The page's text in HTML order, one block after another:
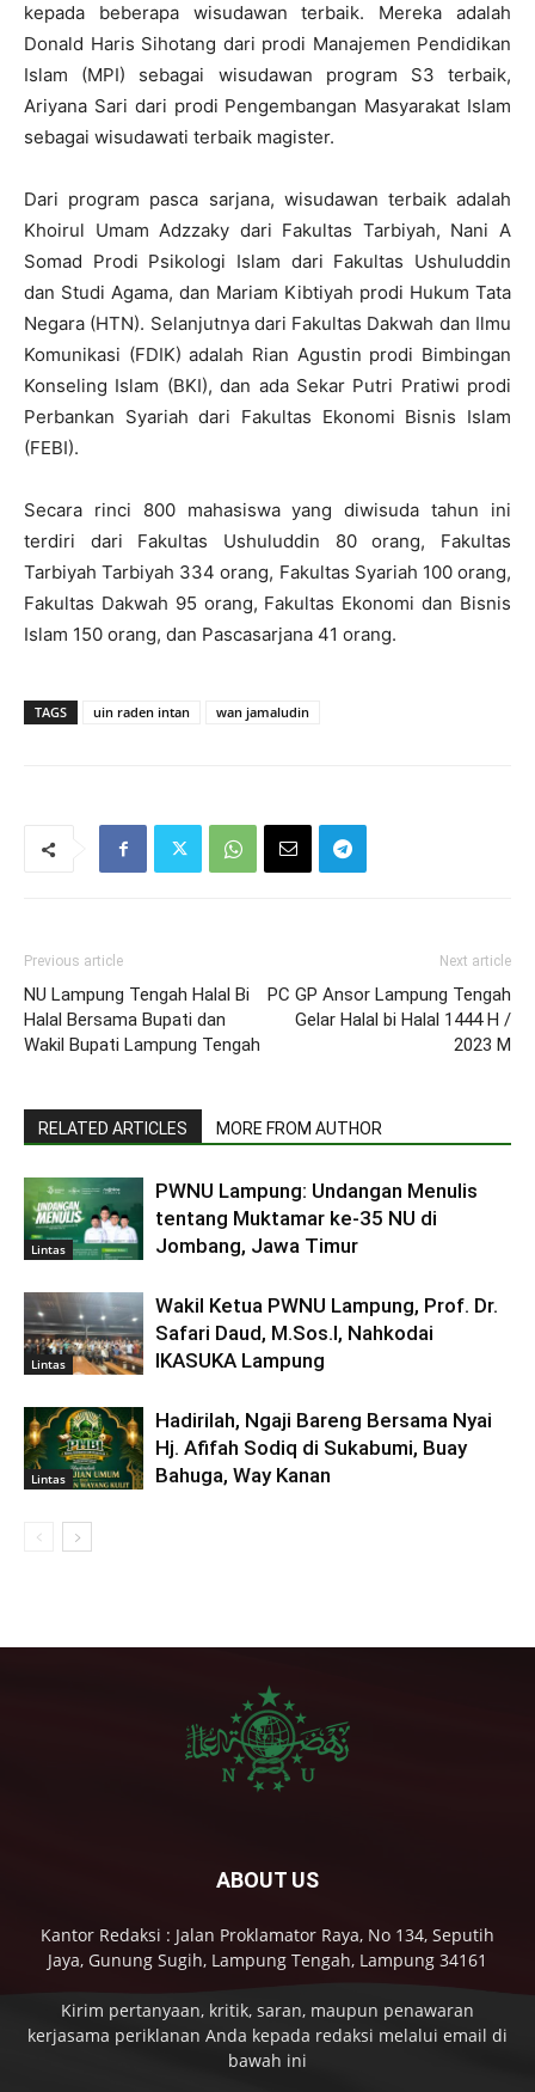
kepada beberapa wisudawan terbaik. Mereka adalah
Donald Haris Sihotang dari prodi Manajemen Pendidikan
Islam (MPI) sebagai wisudawan program S3 terbaik,
Ariyana Sari dari prodi Pengembangan Masyarakat Islam
sebagai wisudawati terbaik magister.
Dari program pasca sarjana, wisudawan terbaik adalah
Khoirul Umam Adzzaky dari Fakultas Tarbiyah, Nani A
Somad Prodi Psikologi Islam dari Fakultas Ushuluddin
dan Studi Agama, dan Mariam Kibtiyah prodi Hukum Tata
Negara (HTN). Selanjutnya dari Fakultas Dakwah dan Ilmu
Komunikasi (FDIK) adalah Rian Agustin prodi Bimbingan
Konseling Islam (BKI), dan ada Sekar Putri Pratiwi prodi
Perbankan Syariah dari Fakultas Ekonomi Bisnis Islam
(FEBI).
Secara rinci 800 mahasiswa yang diwisuda tahun ini
terdiri dari Fakultas Ushuluddin 80 orang, Fakultas
Tarbiyah Tarbiyah 334 orang, Fakultas Syariah 100 orang,
Fakultas Dakwah 95 orang, Fakultas Ekonomi dan Bisnis
Islam 150 orang, dan Pascasarjana 41 orang.
TAGS uin raden intan wan jamaludin
Previous article
NU Lampung Tengah Halal Bi
Halal Bersama Bupati dan
Wakil Bupati Lampung Tengah
Next article
PC GP Ansor Lampung Tengah
Gelar Halal bi Halal 1444 H /
2023 M
RELATED ARTICLES MORE FROM AUTHOR
Lintas
PWNU Lampung: Undangan Menulis
tentang Muktamar ke-35 NU di
Jombang, Jawa Timur
Lintas
Wakil Ketua PWNU Lampung, Prof. Dr.
Safari Daud, M.Sos.I, Nahkodai
IKASUKA Lampung
Lintas
Hadirilah, Ngaji Bareng Bersama Nyai
Hj. Afifah Sodiq di Sukabumi, Buay
Bahuga, Way Kanan
ABOUT US
Kantor Redaksi : Jalan Proklamator Raya, No 134, Seputih
Jaya, Gunung Sugih, Lampung Tengah, Lampung 34161
Kirim pertanyaan, kritik, saran, maupun penawaran
kerjasama periklanan Anda kepada redaksi melalui email di
bawah ini